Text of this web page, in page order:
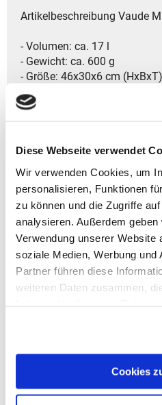
Diese Webseite verwendet
Wir verwenden Cookies, um
personalisieren, Funktionen
zu können und die Zugriffe
analysieren. Außerdem
Verwendung unserer Website
soziale Medien, Werbung und
Partner führen diese
weiteren Daten zusammen,
Cookies
Artikelbeschreibung Vaude
- Volumen: ca. 17 l
- Gewicht: ca. 600 g
- Größe: 46x30x6 cm (HxBxT)
- Modelljahr: 2024
- Reißverschluss-Hauptfach
- Gepolsterter Rücken sorgt
- Contact Urban Rücken für
Körperkontakt.
- Verstellbare, gepolsterte
maximalen Komfort.
- Reißverschlussfach auf der
zusätzlichen Stauraum.
- Elastischer Schlüssel-/
für schnellen Zugriff.
- Fach für 13,3'' Notebook
- Garantiedauer:
2 Jahren